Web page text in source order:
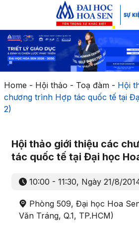
Home - Hội thảo - Toạ đàm- Hội
chương trình Hợp tác quốc tế tại
2)
Hội thảo giới thiệu các
tác quốc tế tại Đại học
10:00 - 11:30, Ngày 21/8/
Phòng 509, Đại học Hoa
Văn Tráng, Q.1, TP.HCM)